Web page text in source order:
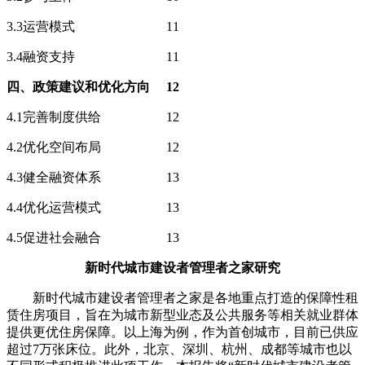
3.3运营模式 11
3.4融资支持 11
四、政策建议和优化方向 12
4.1完善制度供给 12
4.2优化空间布局 12
4.3健全融资体系 13
4.4优化运营模式 13
4.5促进社会融合 13
新时代城市建设者管理者之家研究
新时代城市建设者管理者之家是各地重点打造的保障性租
赁住房项目，旨在为城市新型业态及公共服务等相关就业群体
提供更优住房保障。以上海为例，作为首创城市，目前已供应
超过7万张床位。此外，北京、深圳、杭州、成都等城市也以